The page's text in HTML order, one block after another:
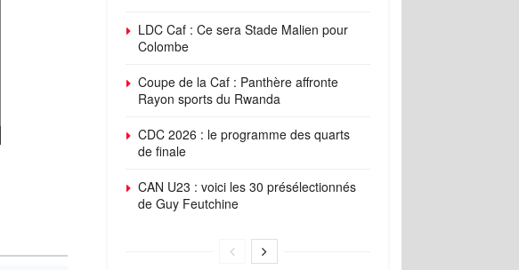
LDC Caf : Ce sera Stade Malien pour
Colombe
Coupe de la Caf : Panthère affronte
Rayon sports du Rwanda
CDC 2026 : le programme des quarts
de finale
CAN U23 : voici les 30 présélectionnés
de Guy Feutchine